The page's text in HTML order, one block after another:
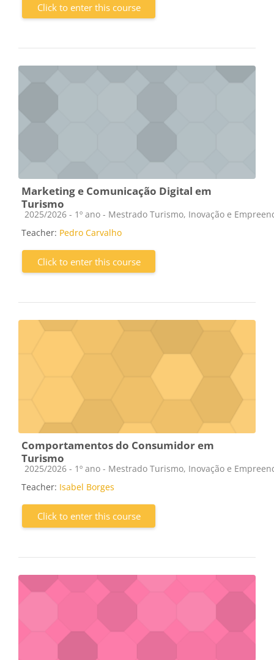
Click to enter this course
Marketing e Comunicação Digital em
Turismo
Course category
2025/2026 - 1º ano - Mestrado Turismo, Inovação e
Teacher: Pedro Carvalho
Click to enter this course
Comportamentos do Consumidor em
Turismo
Course category
2025/2026 - 1º ano - Mestrado Turismo, Inovação e
Teacher: Isabel Borges
Click to enter this course